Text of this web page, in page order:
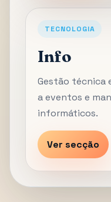
TECNOLOGIA
Info
Gestão técnica
a eventos e
informáticos.
Ver secção